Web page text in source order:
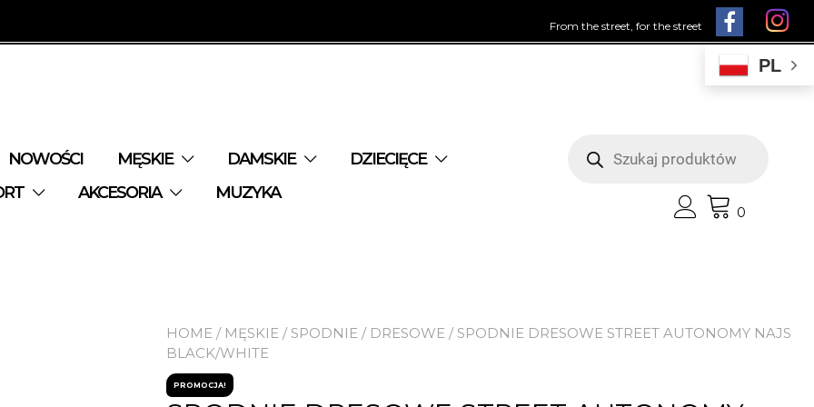
From the street, for the street
PL
NOWOŚCI MĘSKIE DAMSKIE
DZIECIĘCE
AKCESORIA MUZYKA
produktów
0
HOME/ MĘSKIE/ SPODNIE/ DRESOWE/ SPODNIE DRESOWE STREET AUTONOMY NAJS
BLACK/WHITE
PROMOCJA!